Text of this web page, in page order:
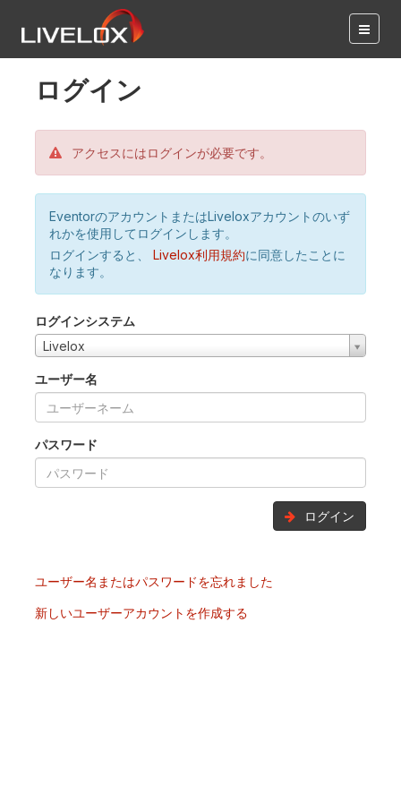
ログイン
アクセスにはログインが必要です。
EventorのアカウントまたはLiveloxアカウントのいず
れかを使用してログインします。
ログインすると、
Livelox利用規約に同意したことに
なります。
ログインシステム
Livelox
ユーザー名
パスワード
ログイン
ユーザー名またはパスワードを忘れました
新しいユーザーアカウントを作成する